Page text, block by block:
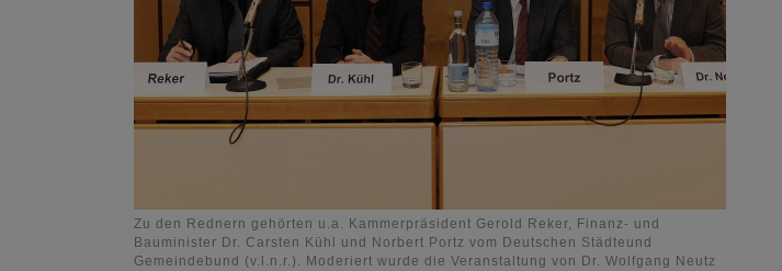
Zu den Rednern gehörten u.a. Kammerpräsident Gerold Reker, Finanz- und
Bauminister Dr. Carsten Kühl und Norbert Portz vom Deutschen Städteund
Gemeindebund (v.l.n.r.). Moderiert wurde die Veranstaltung von Dr. Wolfgang Neutz